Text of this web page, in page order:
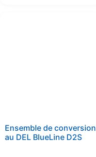
Ensemble de conversion
au DEL BlueLine D2S